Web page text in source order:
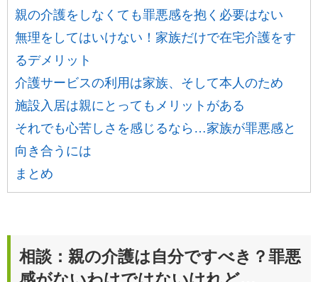
親の介護をしなくても罪悪感を抱く必要はない
無理をしてはいけない！家族だけで在宅介護をす
るデメリット
介護サービスの利用は家族、そして本人のため
施設入居は親にとってもメリットがある
それでも心苦しさを感じるなら…家族が罪悪感と
向き合うには
まとめ
相談：親の介護は自分ですべき？罪悪